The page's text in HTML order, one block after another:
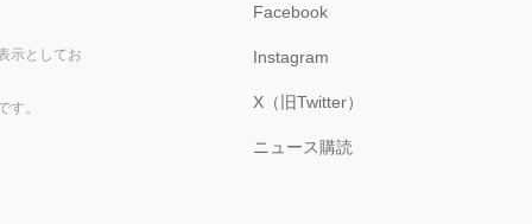
示としてお
す。
Facebook
Instagram
X（旧Twitter）
ニュース購読